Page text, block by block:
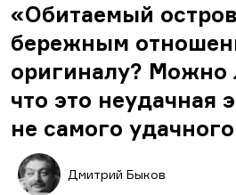
«Обитаемый
бережным
оригиналу? Можно
что это неудачная
не самого
Дмитрий Быков